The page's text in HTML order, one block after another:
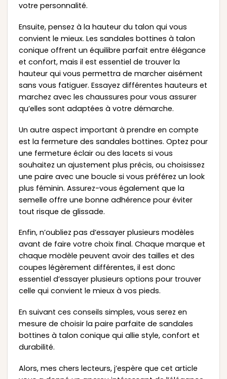
votre personnalité.
Ensuite, pensez à la hauteur du talon qui vous
convient le mieux. Les sandales bottines à talon
conique offrent un équilibre parfait entre élégance
et confort, mais il est essentiel de trouver la
hauteur qui vous permettra de marcher aisément
sans vous fatiguer. Essayez différentes hauteurs et
marchez avec les chaussures pour vous assurer
qu’elles sont adaptées à votre démarche.
Un autre aspect important à prendre en compte
est la fermeture des sandales bottines. Optez pour
une fermeture éclair ou des lacets si vous
souhaitez un ajustement plus précis, ou choisissez
une paire avec une boucle si vous préférez un look
plus féminin. Assurez-vous également que la
semelle offre une bonne adhérence pour éviter
tout risque de glissade.
Enfin, n’oubliez pas d’essayer plusieurs modèles
avant de faire votre choix final. Chaque marque et
chaque modèle peuvent avoir des tailles et des
coupes légèrement différentes, il est donc
essentiel d’essayer plusieurs options pour trouver
celle qui convient le mieux à vos pieds.
En suivant ces conseils simples, vous serez en
mesure de choisir la paire parfaite de sandales
bottines à talon conique qui allie style, confort et
durabilité.
Alors, mes chers lecteurs, j’espère que cet article